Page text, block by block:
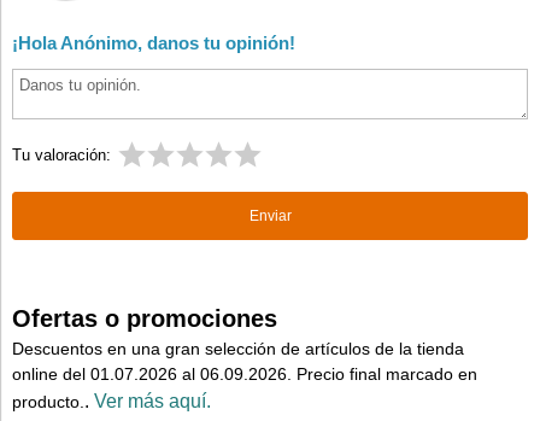
¡Hola Anónimo, danos tu opinión!
Tu valoración:
Ofertas o promociones
Descuentos en una gran selección de artículos de la tienda
online del 01.07.2026 al 06.09.2026. Precio final marcado en
producto. . Ver más aquí.